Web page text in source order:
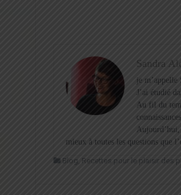
Sandra
je m’appelle
J’ai étudié
Au fil du
Aujourd’hui,
mieux à toutes les questions que
Blog Recettes pour le plaisir des